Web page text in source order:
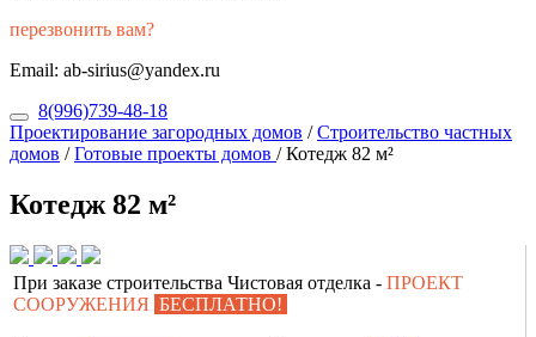
перезвонить вам?
Email: ab-sirius@yandex.ru
8(996)739-48-18
Проектирование загородных домов /Строительство частных
домов /Готовые проекты домов /Котедж 82 м²
Котедж 82 м²
При заказе строительства Чистовая отделка - ПРОЕКТ
СООРУЖЕНИЯ БЕСПЛАТНО!